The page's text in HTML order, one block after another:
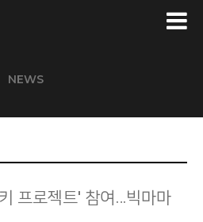
NEWS
프로젝트' 참여…빅마마